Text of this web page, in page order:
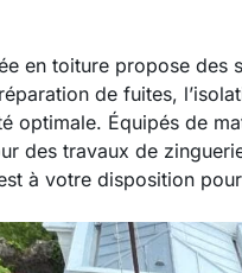
en toiture propose
de fuites,
optimale. Équipés de
des travaux de
à votre disposition